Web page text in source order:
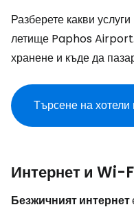
Разберете какви
летище Paphos
хранене и къде да
Търсене на
Интернет и Wi-
Безжичният интернет